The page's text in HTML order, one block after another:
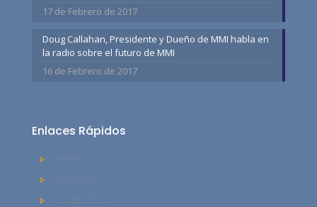
17 de Febrero de 2017
Doug Callahan, Presidente y Dueño de MMI habla en
la radio sobre el futuro de MMI
16 de Febrero de 2017
Enlaces Rápidos